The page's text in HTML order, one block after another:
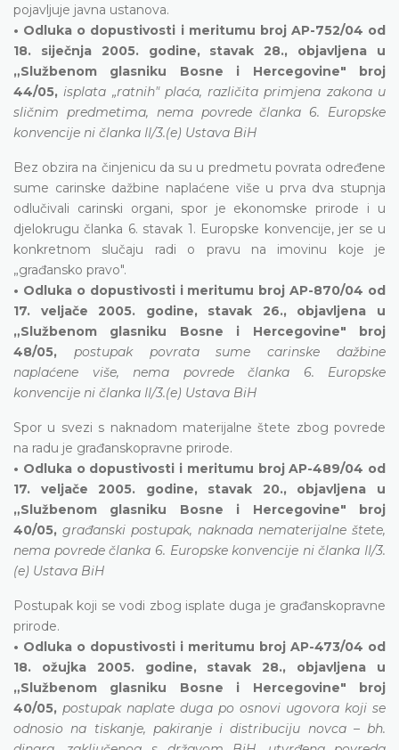
pojavljuje javna ustanova.
• Odluka o dopustivosti i meritumu broj AP-752/04 od
18. siječnja 2005. godine, stavak 28., objavljena u
„Službenom glasniku Bosne i Hercegovine" broj
44/05,isplata „ratnih" plaća, različita primjena zakona u
sličnim predmetima, nema povrede članka 6. Europske
konvencije ni članka II/3.(e) Ustava BiH
Bez obzira na činjenicu da su u predmetu povrata određene
sume carinske dažbine naplaćene više u prva dva stupnja
odlučivali carinski organi, spor je ekonomske prirode i u
djelokrugu članka 6. stavak 1. Europske konvencije, jer se u
konkretnom slučaju radi o pravu na imovinu koje je
„građansko pravo".
• Odluka o dopustivosti i meritumu broj AP-870/04 od
17. veljače 2005. godine, stavak 26., objavljena u
„Službenom glasniku Bosne i Hercegovine" broj
48/05,
postupak povrata sume carinske dažbine
naplaćene više, nema povrede članka 6. Europske
konvencije ni članka II/3.(e) Ustava BiH
Spor u svezi s naknadom materijalne štete zbog povrede
na radu je građanskopravne prirode.
• Odluka o dopustivosti i meritumu broj AP-489/04 od
17. veljače 2005. godine, stavak 20., objavljena u
„Službenom glasniku Bosne i Hercegovine" broj
40/05, građanski postupak, naknada nematerijalne štete,
nema povrede članka 6. Europske konvencije ni članka II/3.
(e) Ustava BiH
Postupak koji se vodi zbog isplate duga je građanskopravne
prirode.
• Odluka o dopustivosti i meritumu broj AP-473/04 od
18. ožujka 2005. godine, stavak 28., objavljena u
„Službenom glasniku Bosne i Hercegovine" broj
40/05, postupak naplate duga po osnovi ugovora koji se
odnosio na tiskanje, pakiranje i distribuciju novca – bh.